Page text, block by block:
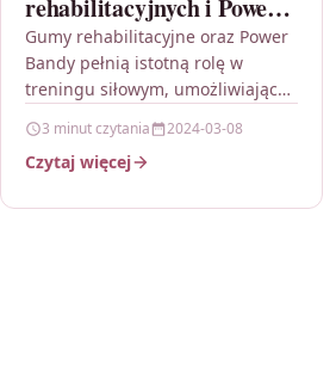
rehabilitacyjnych i Power
Band w treningu siłowym
Gumy rehabilitacyjne oraz Power
Bandy pełnią istotną rolę w
treningu siłowym, umożliwiając
ćwiczeń oraz pracę nad
wzmacnianiem różnych grup
3 minut czytania 2024-03-08
Czytaj więcej